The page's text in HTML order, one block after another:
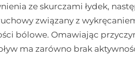
ze skurczami łydek,
związany z
bólowe. Omawiając
ma zarówno brak